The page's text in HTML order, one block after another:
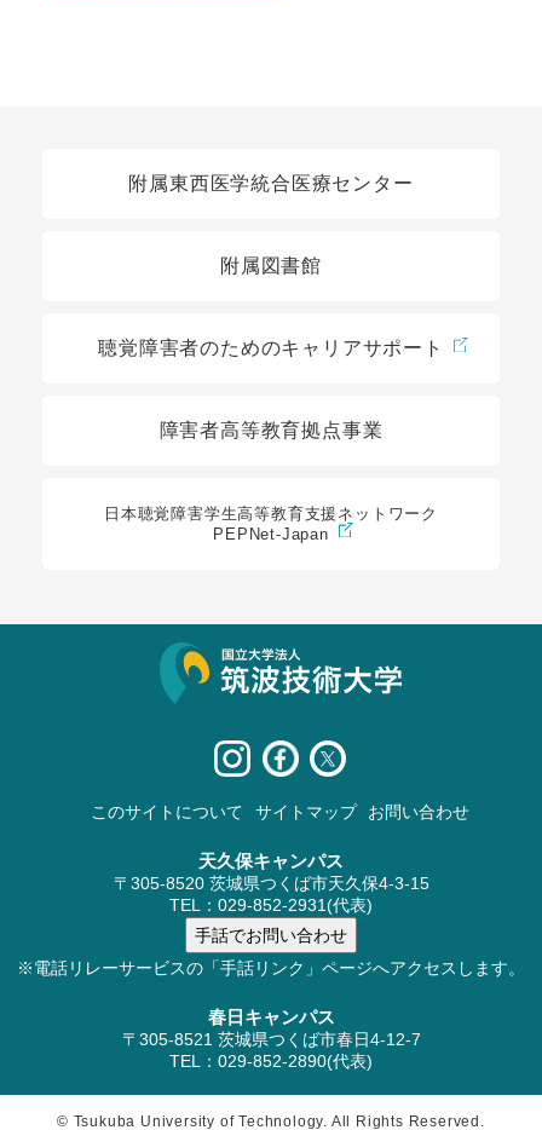
附属東西医学統合医療センター
附属図書館
聴覚障害者のためのキャリアサポート
障害者高等教育拠点事業
日本聴覚障害学生高等教育支援ネットワーク
PEPNet-Japan
このサイトについて サイトマップ お問い合わせ
天久保キャンパス
〒305-8520 茨城県つくば市天久保4-3-15
TEL：029-852-2931(代表)
※電話リレーサービスの「手話リンク」ページへアクセスします。
春日キャンパス
〒305-8521 茨城県つくば市春日4-12-7
TEL：029-852-2890(代表)
© Tsukuba University of Technology. All Rights Reserved.